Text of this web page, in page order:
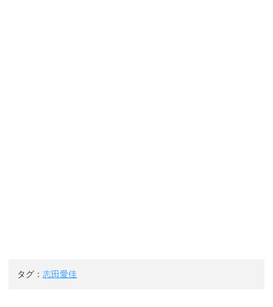
タグ：志田愛佳